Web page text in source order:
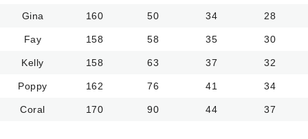
Gina 160 50 34 28
Fay 158 58 35 30
Kelly 158 63 37 32
Poppy 162 76 41 34
Coral 170 90 44 37